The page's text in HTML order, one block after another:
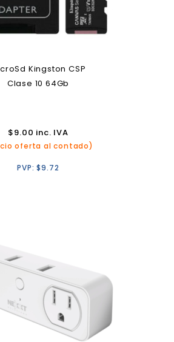
Kingston CSP
Clase 10 64Gb
$9.00 inc. IVA
oferta al contado)
PVP:$9.72